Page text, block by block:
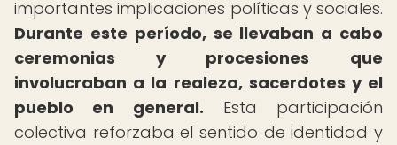
importantes implicaciones políticas y sociales.
Durante este período, se llevaban a cabo
ceremonias y procesiones que
involucraban a la realeza, sacerdotes y el
pueblo en general. Esta participación
colectiva reforzaba el sentido de identidad y